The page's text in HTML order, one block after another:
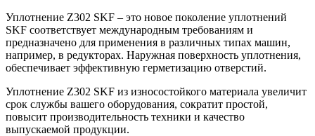
Уплотнение Z302 SKF – это новое поколение уплотнений
SKF соответствует международным требованиям и
предназначено для применения в различных типах машин,
например, в редукторах. Наружная поверхность уплотнения,
обеспечивает эффективную герметизацию отверстий.
Уплотнение Z302 SKF из износостойкого материала увеличит
срок службы вашего оборудования, сократит простой,
повысит производительность техники и качество
выпускаемой продукции.